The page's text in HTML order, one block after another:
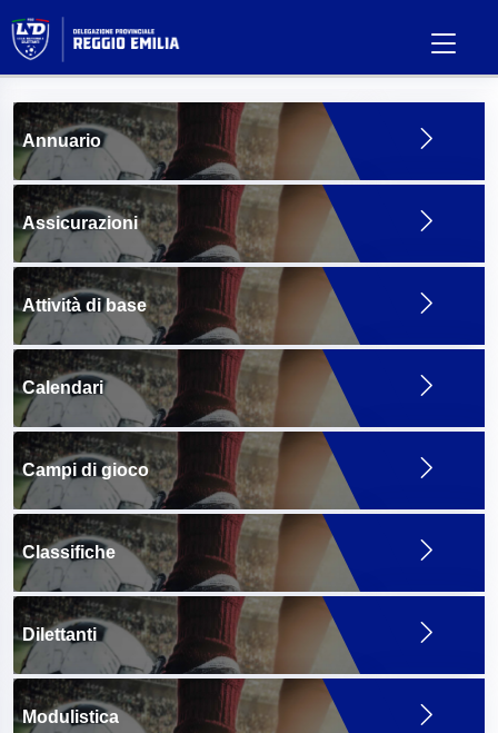
Annuario
Assicurazioni
Attività di base
Calendari
Campi di gioco
Classifiche
Dilettanti
Modulistica